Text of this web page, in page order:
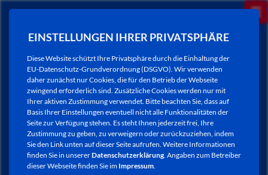
EINSTELLUNGEN IHRER PRIVATSPHÄRE
Diese Website schützt Ihre Privatsphäre durch die Einhaltung der
EU-Datenschutz-Grundverordnung (DSGVO). Wir verwenden
daher zunächst nur Cookies, die für den Betrieb der Webseite
zwingend erforderlich sind. Zusätzliche Cookies werden nur mit
Ihrer aktiven Zustimmung verwendet. Bitte beachten Sie, dass auf
Basis Ihrer Einstellungen eventuell nicht alle Funktionalitäten der
Seite zur Verfügung stehen. Es steht Ihnen jederzeit frei, Ihre
Zustimmung zu geben, zu verweigern oder zurückzuziehen, indem
Sie den Link unten auf dieser Seite aufrufen. Weitere Informationen
finden Sie in unsererDatenschutzerklärung. Angaben zum Betreiber
dieser Webseite finden Sie im Impressum.
NEWSLETTER / CITY LETTER